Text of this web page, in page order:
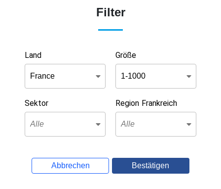
Filter
Land Größe
Sektor Region Frankreich
Abbrechen Bestätigen